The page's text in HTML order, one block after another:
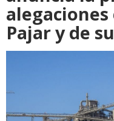
alegaciones
Pajar y de